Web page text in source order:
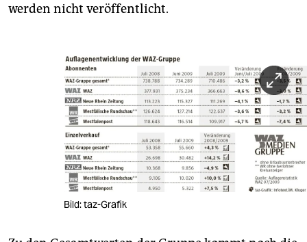
werden nicht veröffentlicht.
Bild: taz-Grafik